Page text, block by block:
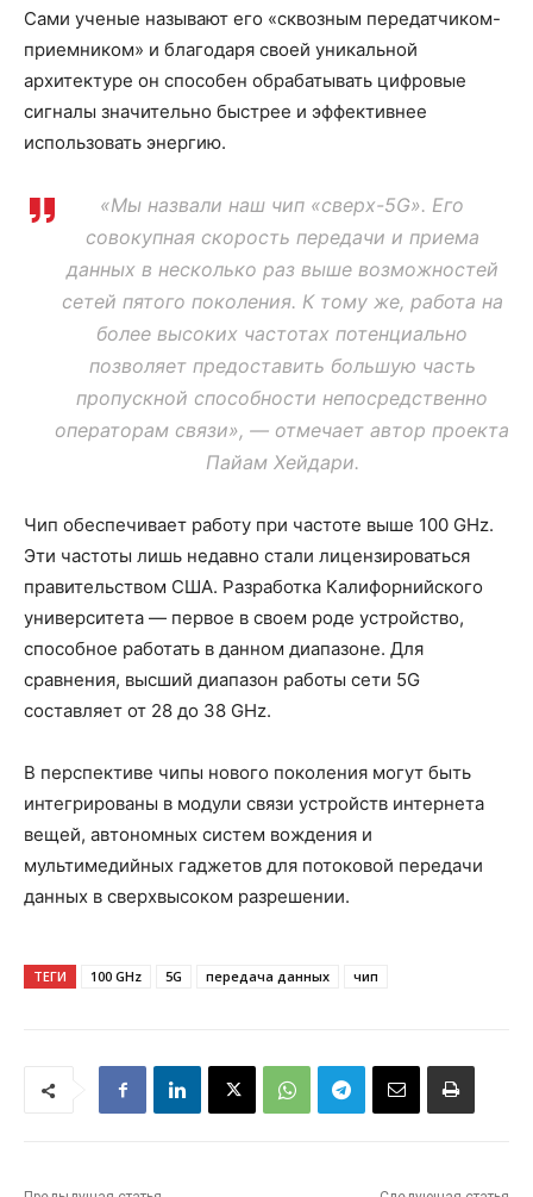
Сами ученые называют его «сквозным передатчиком-
приемником» и благодаря своей уникальной
архитектуре он способен обрабатывать цифровые
сигналы значительно быстрее и эффективнее
использовать энергию.
«Мы назвали наш чип «сверх-5G». Его
совокупная скорость передачи и приема
данных в несколько раз выше возможностей
сетей пятого поколения. К тому же, работа на
более высоких частотах потенциально
позволяет предоставить большую часть
пропускной способности непосредственно
операторам связи», — отмечает автор проекта
Пайам Хейдари.
Чип обеспечивает работу при частоте выше 100 GHz.
Эти частоты лишь недавно стали лицензироваться
правительством США. Разработка Калифорнийского
университета — первое в своем роде устройство,
способное работать в данном диапазоне. Для
сравнения, высший диапазон работы сети 5G
составляет от 28 до 38 GHz.
В перспективе чипы нового поколения могут быть
интегрированы в модули связи устройств интернета
вещей, автономных систем вождения и
мультимедийных гаджетов для потоковой передачи
данных в сверхвысоком разрешении.
ТЕГИ 100 GHz 5G передача данных чип